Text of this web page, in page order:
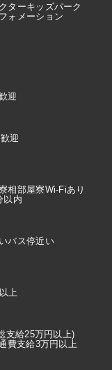
ターキッズパーク
ォメーション
迎
迎
相部屋寮Wi-Fiあり
以内
バス停近い
上
支給25万円以上)
費支給3万円以上